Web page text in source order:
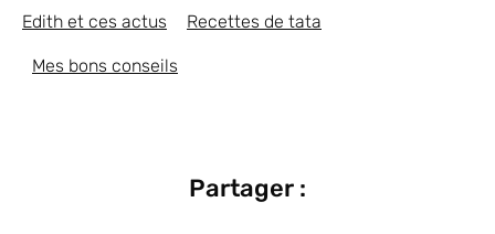
Edith et ces actus Recettes de tata
Mes bons conseils
Partager :